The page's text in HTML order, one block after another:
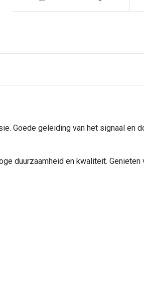
Goede geleiding van het signaal en
duurzaamheid en kwaliteit. Genieten